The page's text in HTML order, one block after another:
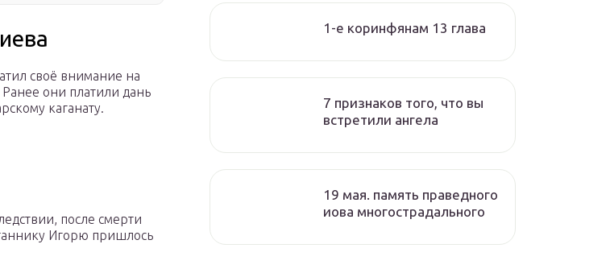
своё внимание на
они платили дань
каганату.
после смерти
Игорю пришлось
1-е коринфянам 13 глава
7 признаков того, что вы
встретили ангела
19 мая. память праведного
иова многострадального